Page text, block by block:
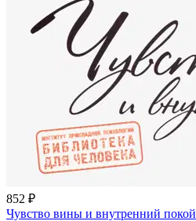
852 ₽
Чувство вины и внутренний покой